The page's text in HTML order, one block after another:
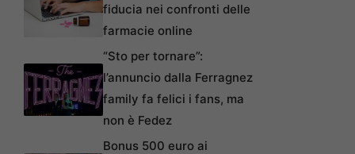
fiducia nei confronti delle
farmacie online
“Sto per tornare”:
l’annuncio dalla Ferragnez
family fa felici i fans, ma
non è Fedez
Bonus 500 euro ai